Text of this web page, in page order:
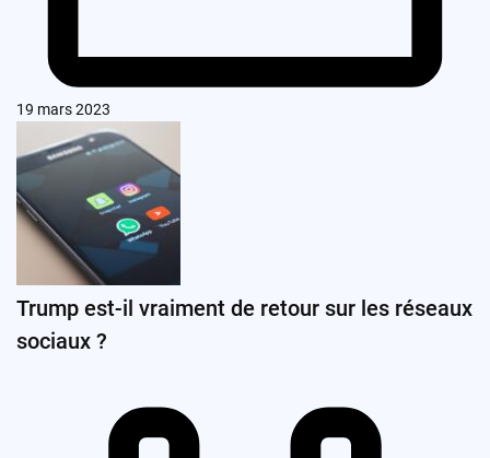
19 mars 2023
Trump est-il vraiment de retour sur les réseaux
sociaux ?